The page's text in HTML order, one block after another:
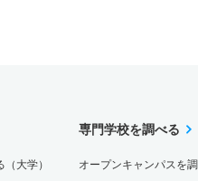
大学）
専門学校を調べる
オープンキャンパスを